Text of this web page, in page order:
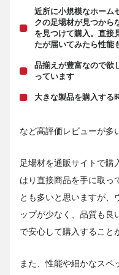
近所に小規模なホーム
クの足場材が見つから
を見つけて購入。直接
たが届いてみたら性能
品揃えが豊富なので欲
っています
大きな製品を購入する
など高評価レビューが多
足場材を通販サイトで購
はり直接商品を手に取っ
とも多いと思いますが、
ップが少なく、品質も良
で安心して購入すること
また、性能や細かなスペ